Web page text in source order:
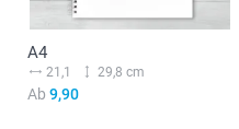
A4
21,1 29,8 cm
Ab 9,90